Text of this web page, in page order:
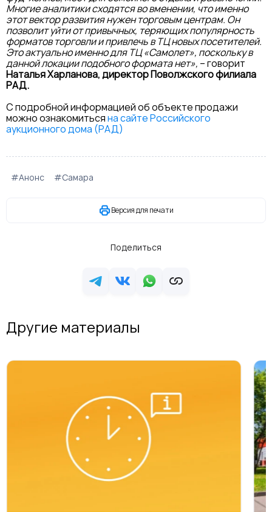
Многие аналитики сходятся во вменении, что именно
этот вектор развития нужен торговым центрам. Он
позволит уйти от привычных, теряющих популярность
форматов торговли и привлечь в ТЦ новых посетителей.
Это актуально именно для ТЦ «Самолет», поскольку в
данной локации подобного формата нет», – говорит
Наталья Харланова, директор Поволжского филиала
РАД.
С подробной информацией об объекте продажи
можно ознакомитьсяна сайте Российского
аукционного дома (РАД)
#Анонс #Самара
Версия для печати
Поделиться
Другие материалы